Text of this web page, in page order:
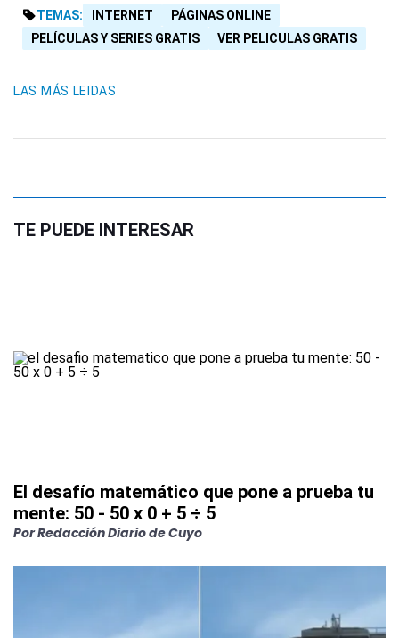
TEMAS: INTERNET
PÁGINAS ONLINE
PELÍCULAS Y SERIES GRATIS
VER PELICULAS GRATIS
LAS MÁS LEIDAS
TE PUEDE INTERESAR
El desafío matemático que pone a prueba tu
mente: 50 - 50 x 0 + 5 ÷ 5
PorRedacción Diario de Cuyo